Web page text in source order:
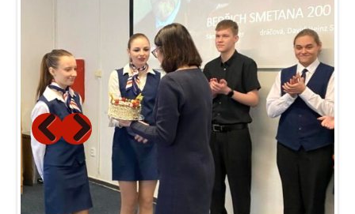
PreviousNext